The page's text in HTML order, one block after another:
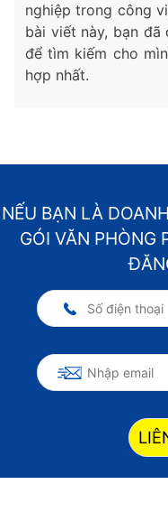
nghiệp trong công
bài viết này, bạn
để tìm kiếm cho
hợp nhất.
NẾU BẠN LÀ
GÓI VĂN PHÒNG